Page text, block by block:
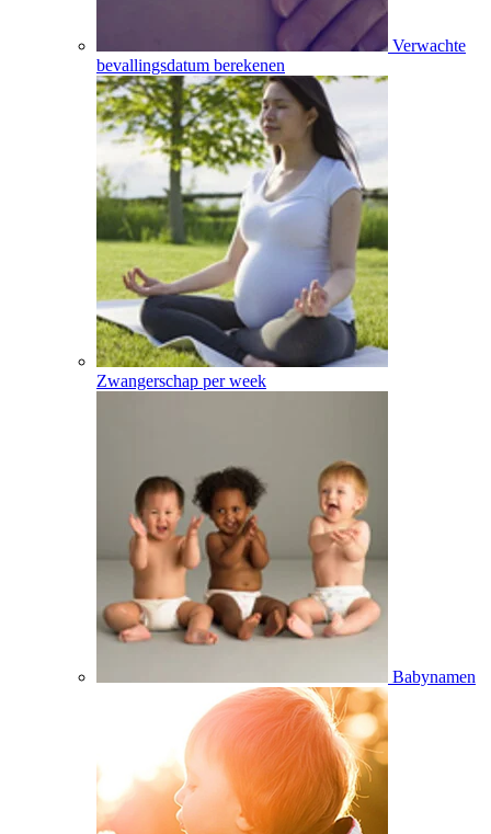
Verwachte
bevallingsdatum berekenen
Zwangerschap per week
Babynamen